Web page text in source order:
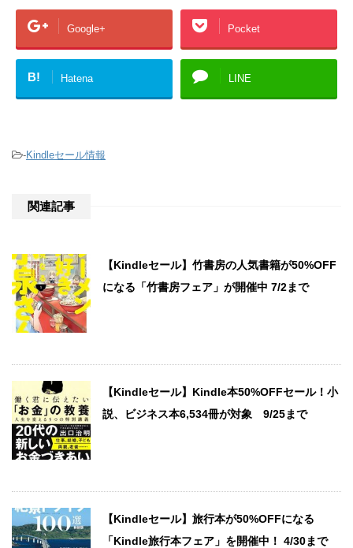
Google+ Pocket
B! Hatena LINE
-Kindleセール情報
関連記事
【Kindleセール】竹書房の人気書籍が50%OFF
になる「竹書房フェア」が開催中 7/2まで
【Kindleセール】Kindle本50%OFFセール！小
説、ビジネス本6,534冊が対象 9/25まで
【Kindleセール】旅行本が50%OFFになる
「Kindle旅行本フェア」を開催中！ 4/30まで